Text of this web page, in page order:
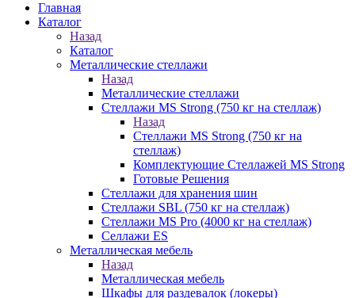
Главная
Каталог
Назад
Каталог
Металлические стеллажи
Назад
Металлические стеллажи
Стеллажи MS Strong (750 кг на стеллаж)
Назад
Стеллажи MS Strong (750 кг на
стеллаж)
Комплектующие Стеллажей MS Strong
Готовые Решения
Стеллажи для хранения шин
Стеллажи SBL (750 кг на стеллаж)
Стеллажи MS Pro (4000 кг на стеллаж)
Селлажи ES
Металлическая мебель
Назад
Металлическая мебель
Шкафы для раздевалок (локеры)